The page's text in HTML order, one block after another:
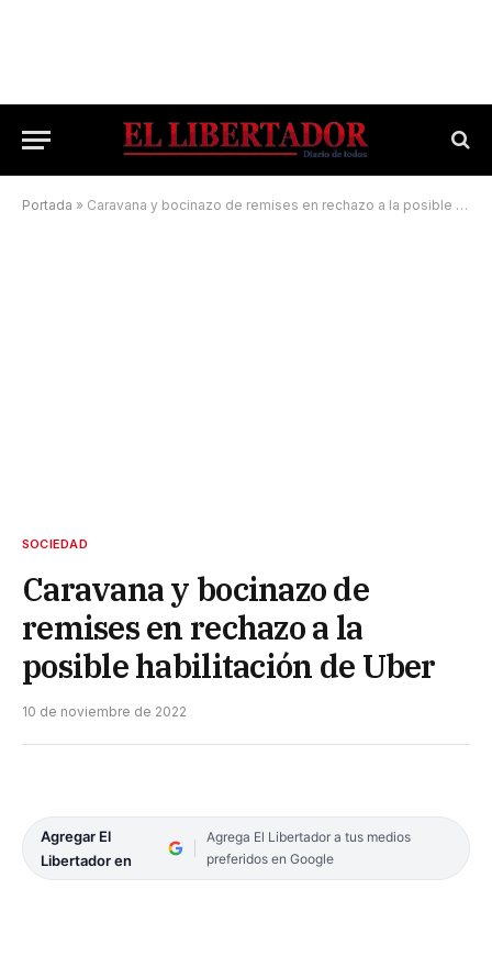
Portada » Caravana y bocinazo de remises en rechazo a la posible habilitación de Uber
SOCIEDAD
Caravana y bocinazo de
remises en rechazo a la
posible habilitación de Uber
10 de noviembre de 2022
Agregar El
Libertador en
Agrega El Libertador a tus medios
preferidos en Google